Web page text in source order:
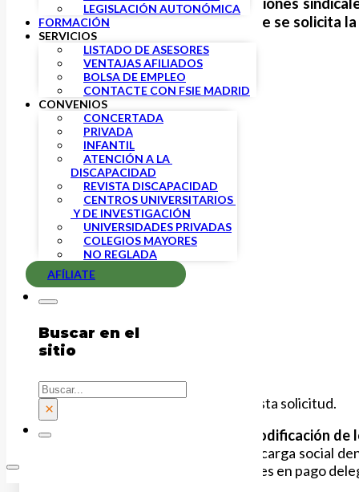
LEGISLACIÓN AUTONÓMICA
FORMACIÓN
SERVICIOS
LISTADO DE ASESORES
VENTAJAS AFILIADOS
BOLSA DE EMPLEO
CONTACTE CON FSIE MADRID
CONVENIOS
CONCERTADA
PRIVADA
INFANTIL
ATENCIÓN A LA
DISCAPACIDAD
REVISTA DISCAPACIDAD
CENTROS UNIVERSITARIOS
Y DE INVESTIGACIÓN
UNIVERSIDADES PRIVADAS
COLEGIOS MAYORES
NO REGLADA
AFÍLIATE
Buscar en el
sitio
Buscar
×
de Estado de Educación en el que se solicita
Hay dos motivos principales para esta solicitud.
El primero, abordar la necesaria
modificación
del Estado sin incorporar la nueva carga social
las tablas salariales para los docentes en pago